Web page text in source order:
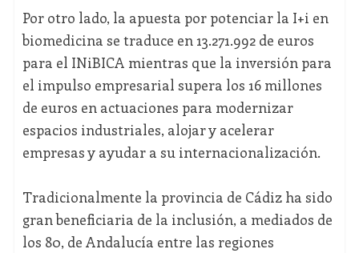
Por otro lado, la apuesta por potenciar la I+i en
biomedicina se traduce en 13.271.992 de euros
para el INiBICA mientras que la inversión para
el impulso empresarial supera los 16 millones
de euros en actuaciones para modernizar
espacios industriales, alojar y acelerar
empresas y ayudar a su internacionalización.
Tradicionalmente la provincia de Cádiz ha sido
gran beneficiaria de la inclusión, a mediados de
los 80, de Andalucía entre las regiones